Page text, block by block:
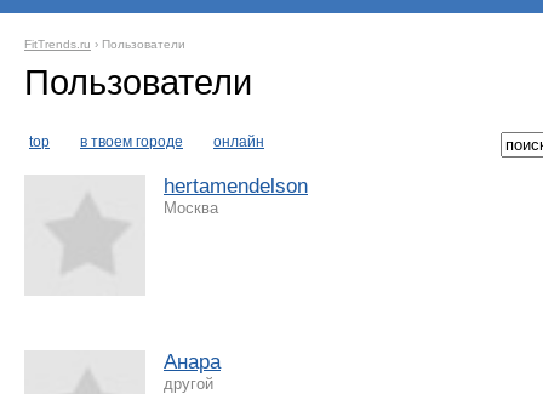
FitTrends.ru › Пользователи
Пользователи
top в твоем городе онлайн
hertamendelson
Москва
Анара
другой